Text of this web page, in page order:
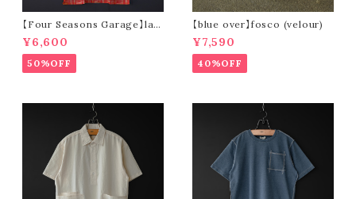
【Four Seasons Garage】lad
der stripe open collar s/s s
hirt (orange)
¥6,600
50%OFF
【blue over】fosco (velour)
¥7,590
40%OFF